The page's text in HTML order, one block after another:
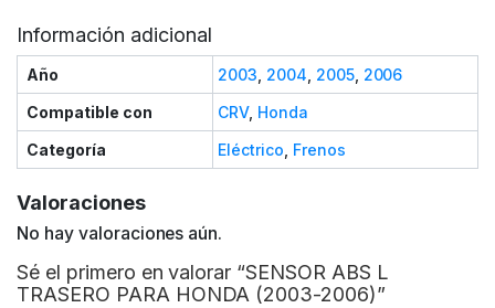
Información adicional
Año 2003, 2004, 2005, 2006
Compatible con
CRV, Honda
Categoría
Eléctrico, Frenos
Valoraciones
No hay valoraciones aún.
Sé el primero en valorar “SENSOR ABS L
TRASERO PARA HONDA (2003-2006)”